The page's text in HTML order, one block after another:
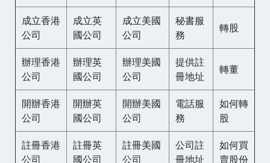
成立香港
公司
成立英
國公司
成立美國
公司
秘書服
務
轉股
辦理香港
公司
辦理英
國公司
辦理美國
公司
提供註
冊地址
轉董
開辦香港
公司
開辦英
國公司
開辦美國
公司
電話服
務
如何轉
股
註冊香港
公司
註冊英
國公司
註冊美國
公司
公司註
冊地址
如何買
賣股份